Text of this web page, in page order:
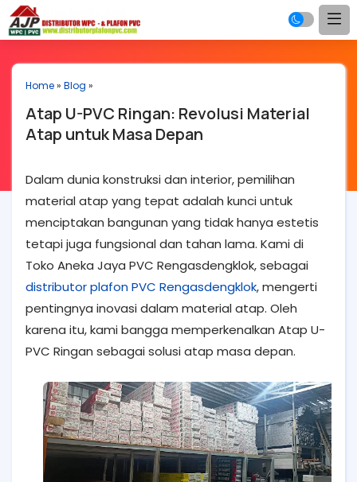
Home» Blog »
Atap U-PVC Ringan: Revolusi Material
Atap untuk Masa Depan
Dalam dunia konstruksi dan interior, pemilihan
material atap yang tepat adalah kunci untuk
menciptakan bangunan yang tidak hanya estetis
tetapi juga fungsional dan tahan lama. Kami di
Toko Aneka Jaya PVC Rengasdengklok, sebagai
distributor plafon PVC Rengasdengklok, mengerti
pentingnya inovasi dalam material atap. Oleh
karena itu, kami bangga memperkenalkan Atap U-
PVC Ringan sebagai solusi atap masa depan.